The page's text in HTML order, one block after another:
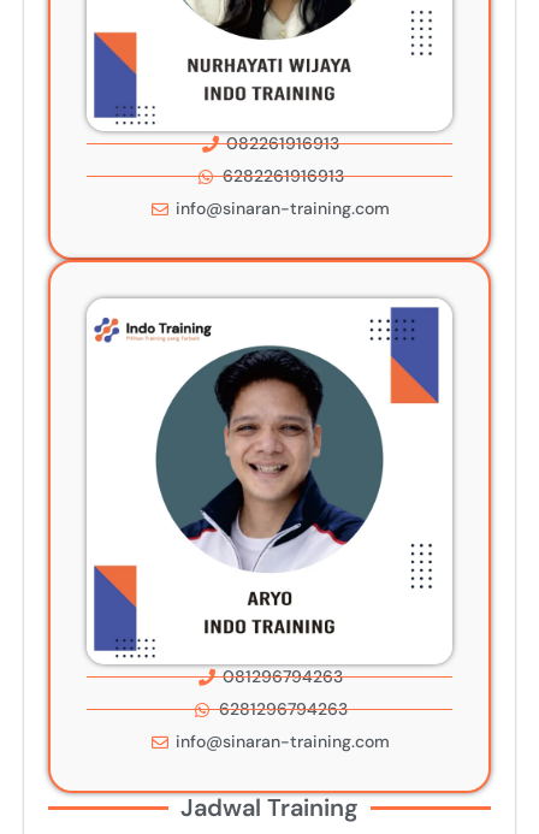
082261916913
6282261916913
info@sinaran-training.com
081296794263
6281296794263
info@sinaran-training.com
Jadwal Training